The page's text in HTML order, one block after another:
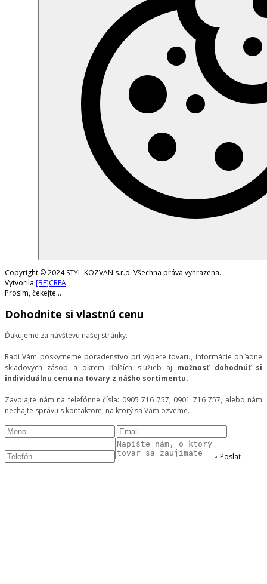
Copyright © 2024 STYL-KOZVAN s.r.o. Všechna práva vyhrazena.
Vytvorila [BE]CREA
Prosím, čekejte...
Dohodnite si vlastnú cenu
Ďakujeme za návštevu našej stránky.
Radi Vám poskytneme poradenstvo pri výbere tovaru, informácie ohľadne
skladových zásob a okrem ďalších služieb aj možnosť dohodnúť si
individuálnu cenu na tovary z nášho sortimentu.
Zavolajte nám na telefónne čísla: 0905 716 757, 0901 716 757, alebo nám
nechajte správu s kontaktom, na ktorý sa Vám ozveme.
Poslať